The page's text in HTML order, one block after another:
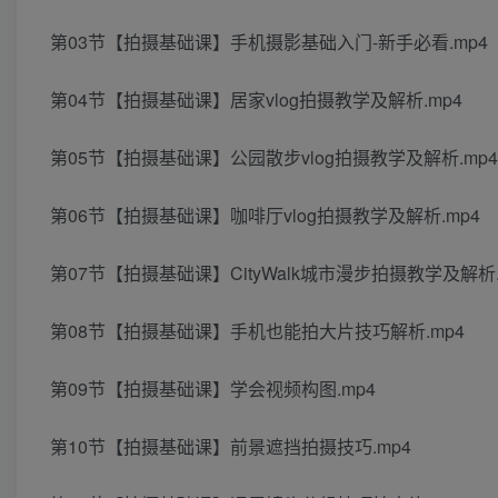
第03节【拍摄基础课】手机摄影基础入门-新手必看.mp4
第04节【拍摄基础课】居家vlog拍摄教学及解析.mp4
第05节【拍摄基础课】公园散步vlog拍摄教学及解析.mp4
第06节【拍摄基础课】咖啡厅vlog拍摄教学及解析.mp4
第07节【拍摄基础课】CityWalk城市漫步拍摄教学及解
第08节【拍摄基础课】手机也能拍大片技巧解析.mp4
第09节【拍摄基础课】学会视频构图.mp4
第10节【拍摄基础课】前景遮挡拍摄技巧.mp4